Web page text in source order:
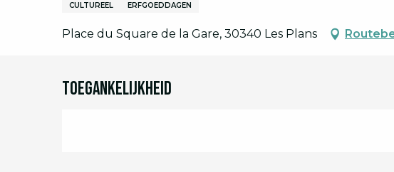
CULTUREEL ERFGOEDDAGEN
Place du Square de la Gare, 30340 Les Plans
Toegankelijkheid